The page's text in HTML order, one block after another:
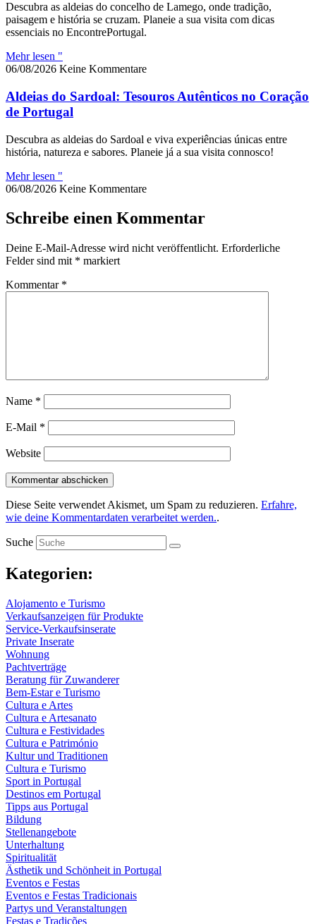
Descubra as aldeias do concelho de Lamego, onde tradição,
paisagem e história se cruzam. Planeie a sua visita com dicas
essenciais no EncontrePortugal.
Mehr lesen "
06/08/2026 Keine Kommentare
Aldeias do Sardoal: Tesouros Autênticos no Coração
de Portugal
Descubra as aldeias do Sardoal e viva experiências únicas entre
história, natureza e sabores. Planeie já a sua visita connosco!
Mehr lesen "
06/08/2026 Keine Kommentare
Schreibe einen Kommentar
Deine E-Mail-Adresse wird nicht veröffentlicht. Erforderliche
Felder sind mit * markiert
Kommentar *
Name *
E-Mail *
Website
Diese Seite verwendet Akismet, um Spam zu reduzieren. Erfahre,
wie deine Kommentardaten verarbeitet werden..
Suche
Kategorien:
Alojamento e Turismo
Verkaufsanzeigen für Produkte
Service-Verkaufsinserate
Private Inserate
Wohnung
Pachtverträge
Beratung für Zuwanderer
Bem-Estar e Turismo
Cultura e Artes
Cultura e Artesanato
Cultura e Festividades
Cultura e Património
Kultur und Traditionen
Cultura e Turismo
Sport in Portugal
Destinos em Portugal
Tipps aus Portugal
Bildung
Stellenangebote
Unterhaltung
Spiritualität
Ästhetik und Schönheit in Portugal
Eventos e Festas
Eventos e Festas Tradicionais
Partys und Veranstaltungen
Festas e Tradições